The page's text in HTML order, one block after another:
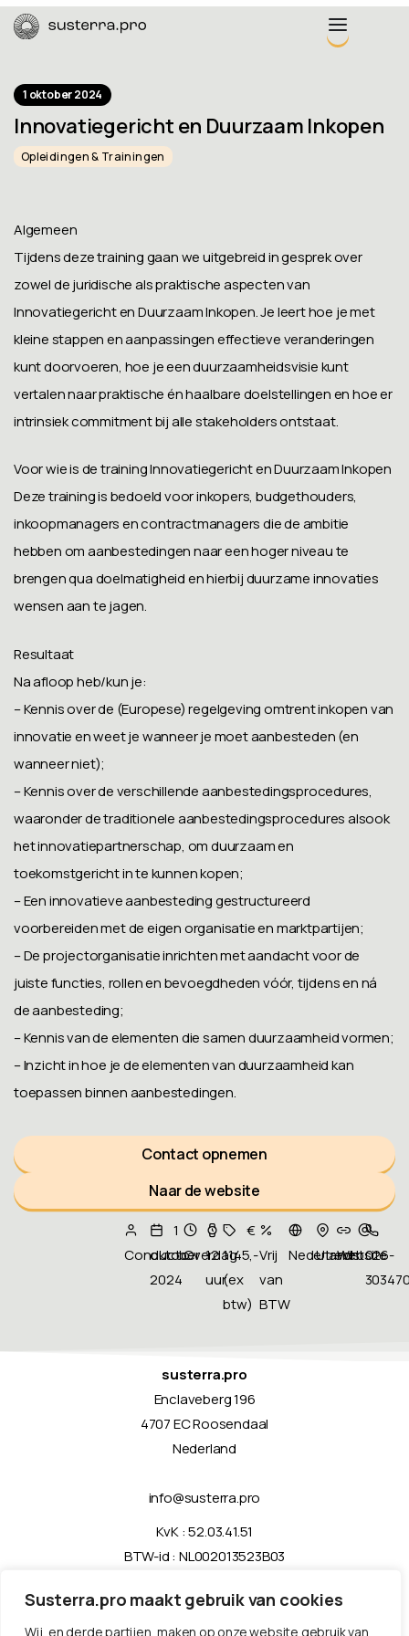
Susterra.pro maakt gebruik van cookies
Wij, en derde partijen, maken op onze website gebruik van
1 oktober 2024
Innovatiegericht en Duurzaam Inkopen
Opleidingen & Trainingen
Conducto
1
oktober
2024
Overdag
12
uur
€
1145,-
(ex
btw)
Vrij
van
BTW
Nederlands
Utrecht
Website
026-
Algemeen
Tijdens deze training gaan we uitgebreid in gesprek over
zowel de juridische als praktische aspecten van
Innovatiegericht en Duurzaam Inkopen. Je leert hoe je met
kleine stappen en aanpassingen effectieve veranderingen
kunt doorvoeren, hoe je een duurzaamheidsvisie kunt
vertalen naar praktische én haalbare doelstellingen en hoe er
intrinsiek commitment bij alle stakeholders ontstaat.
Voor wie is de training Innovatiegericht en Duurzaam Inkopen
Deze training is bedoeld voor inkopers, budgethouders,
inkoopmanagers en contractmanagers die de ambitie
hebben om aanbestedingen naar een hoger niveau te
brengen qua doelmatigheid en hierbij duurzame innovaties
wensen aan te jagen.
Resultaat
Na afloop heb/kun je:
– Kennis over de (Europese) regelgeving omtrent inkopen van
innovatie en weet je wanneer je moet aanbesteden (en
wanneer niet);
– Kennis over de verschillende aanbestedingsprocedures,
waaronder de traditionele aanbestedingsprocedures alsook
het innovatiepartnerschap, om duurzaam en
toekomstgericht in te kunnen kopen;
– Een innovatieve aanbesteding gestructureerd
voorbereiden met de eigen organisatie en marktpartijen;
– De projectorganisatie inrichten met aandacht voor de
juiste functies, rollen en bevoegdheden vóór, tijdens en ná
de aanbesteding;
– Kennis van de elementen die samen duurzaamheid vormen;
– Inzicht in hoe je de elementen van duurzaamheid kan
toepassen binnen aanbestedingen.
Contact opnemen
Naar de website
susterra.pro
Enclaveberg 196
4707 EC Roosendaal
Nederland
info@susterra.pro
KvK : 52.03.41.51
BTW-id : NL002013523B03
Schrijf je in voor de nieuwsbrief